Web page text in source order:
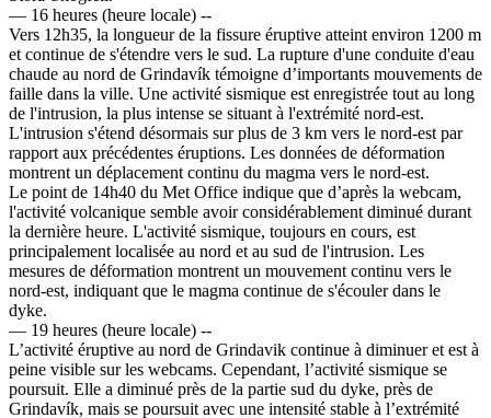
— 16 heures (heure locale) --
Vers 12h35, la longueur de la fissure éruptive atteint environ 1200 m
et continue de s'étendre vers le sud. La rupture d'une conduite d'eau
chaude au nord de Grindavík témoigne d’importants mouvements de
faille dans la ville. Une activité sismique est enregistrée tout au long
de l'intrusion, la plus intense se situant à l'extrémité nord-est.
L'intrusion s'étend désormais sur plus de 3 km vers le nord-est par
rapport aux précédentes éruptions. Les données de déformation
montrent un déplacement continu du magma vers le nord-est.
Le point de 14h40 du Met Office indique que d’après la webcam,
l'activité volcanique semble avoir considérablement diminué durant
la dernière heure. L'activité sismique, toujours en cours, est
principalement localisée au nord et au sud de l'intrusion. Les
mesures de déformation montrent un mouvement continu vers le
nord-est, indiquant que le magma continue de s'écouler dans le
dyke.
— 19 heures (heure locale) --
L’activité éruptive au nord de Grindavik continue à diminuer et est à
peine visible sur les webcams. Cependant, l’activité sismique se
poursuit. Elle a diminué près de la partie sud du dyke, près de
Grindavík, mais se poursuit avec une intensité stable à l’extrémité